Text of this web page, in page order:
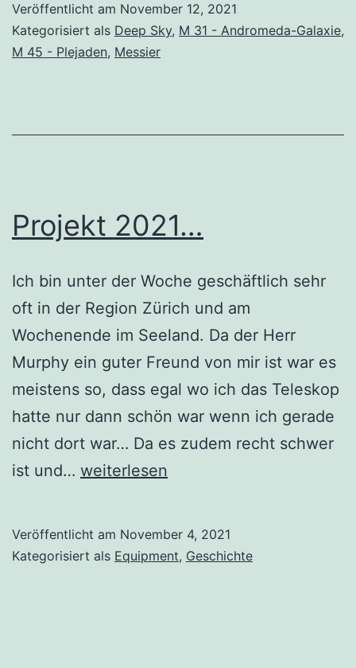
Galaxie
Veröffentlicht am November 12, 2021
Kategorisiert als Deep Sky, M 31 - Andromeda-Galaxie,
M 45 - Plejaden, Messier
Projekt 2021…
Ich bin unter der Woche geschäftlich sehr
oft in der Region Zürich und am
Wochenende im Seeland. Da der Herr
Murphy ein guter Freund von mir ist war es
meistens so, dass egal wo ich das Teleskop
hatte nur dann schön war wenn ich gerade
nicht dort war… Da es zudem recht schwer
ist und… Projekt
weiterlesen
Veröffentlicht am November 4, 2021
Kategorisiert als Equipment, Geschichte